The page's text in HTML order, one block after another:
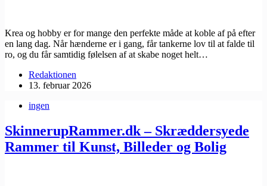
Krea og hobby er for mange den perfekte måde at koble af på efter
en lang dag. Når hænderne er i gang, får tankerne lov til at falde til
ro, og du får samtidig følelsen af at skabe noget helt…
Redaktionen
13. februar 2026
ingen
SkinnerupRammer.dk – Skræddersyede
Rammer til Kunst, Billeder og Bolig